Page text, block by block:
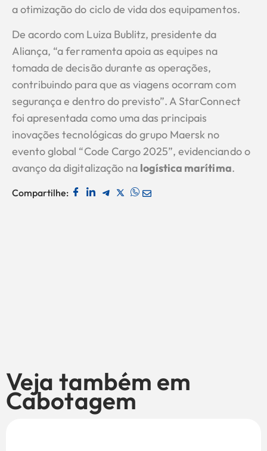
a otimização do ciclo de vida dos equipamentos.
De acordo com Luiza Bublitz, presidente da
Aliança, “a ferramenta apoia as equipes na
tomada de decisão durante as operações,
contribuindo para que as viagens ocorram com
segurança e dentro do previsto”. A StarConnect
foi apresentada como uma das principais
inovações tecnológicas do grupo Maersk no
evento global “Code Cargo 2025”, evidenciando o
avanço da digitalização na logística marítima.
Compartilhe:
Veja também em
Cabotagem